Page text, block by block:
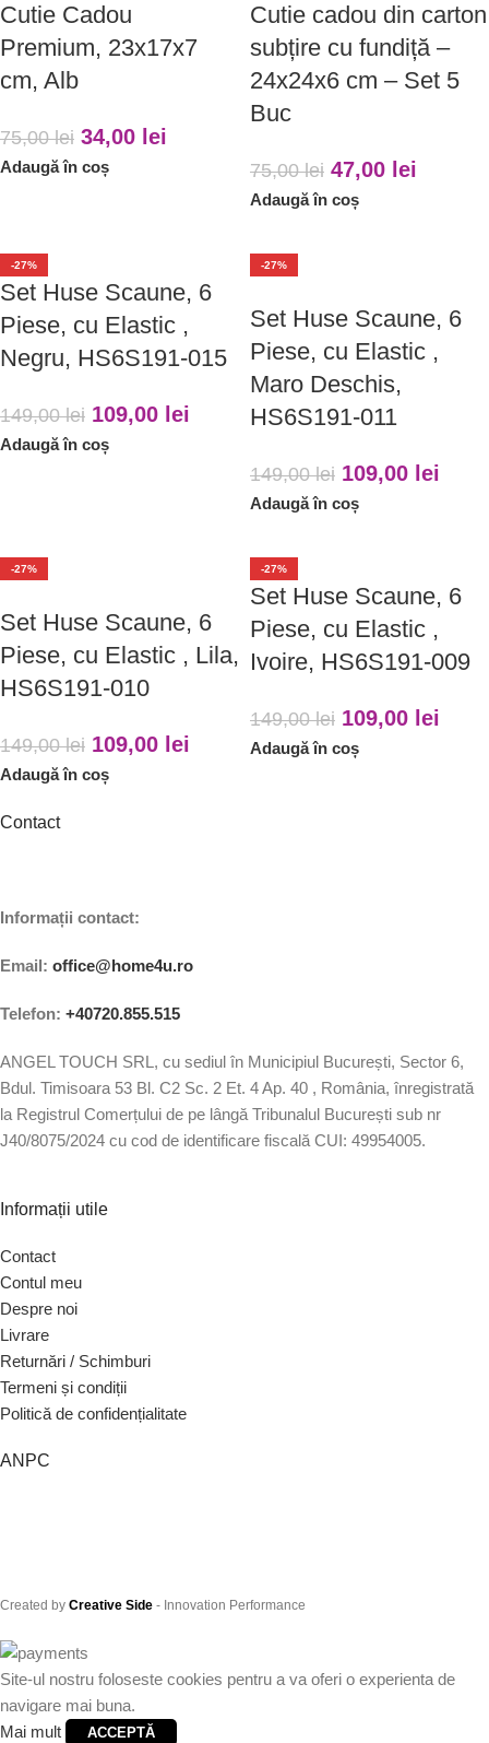
Cutie Cadou
Premium, 23x17x7
cm, Alb
75,00lei 34,00 lei
Adaugă în coș
Cutie cadou din carton
subțire cu fundiță –
24x24x6 cm – Set 5
Buc
75,00lei 47,00 lei
Adaugă în coș
-27%
Set Huse Scaune, 6
Piese, cu Elastic ,
Negru, HS6S191-015
149,00lei 109,00 lei
Adaugă în coș
-27%
Set Huse Scaune, 6
Piese, cu Elastic ,
Maro Deschis,
HS6S191-011
149,00lei 109,00 lei
Adaugă în coș
-27%
Set Huse Scaune, 6
Piese, cu Elastic , Lila,
HS6S191-010
149,00lei 109,00 lei
Adaugă în coș
-27%
Set Huse Scaune, 6
Piese, cu Elastic ,
Ivoire, HS6S191-009
149,00lei 109,00 lei
Adaugă în coș
Contact
Informații contact:
Email: office@home4u.ro
Telefon: +40720.855.515
ANGEL TOUCH SRL, cu sediul în Municipiul București, Sector 6,
Bdul. Timisoara 53 Bl. C2 Sc. 2 Et. 4 Ap. 40 , România, înregistrată
la Registrul Comerțului de pe lângă Tribunalul București sub nr
J40/8075/2024 cu cod de identificare fiscală CUI: 49954005.
Informații utile
Contact
Contul meu
Despre noi
Livrare
Returnări / Schimburi
Termeni și condiții
Politică de confidențialitate
ANPC
Created by Creative Side - Innovation Performance
Site-ul nostru foloseste cookies pentru a va oferi o experienta de
navigare mai buna.
Mai mult
ACCEPTĂ